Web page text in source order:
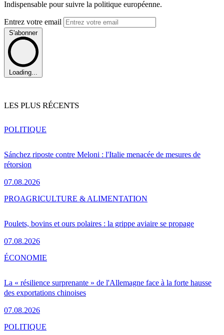
Indispensable pour suivre la politique européenne.
Entrez votre email
S'abonner
Loading...
LES PLUS RÉCENTS
Sánchez riposte contre Meloni : l'Italie menacée de mesures de
rétorsion
07.08.2026
POLITIQUE
Poulets, bovins et ours polaires : la grippe aviaire se propage
07.08.2026
PROAGRICULTURE & ALIMENTATION
La « résilience surprenante » de l'Allemagne face à la forte hausse
des exportations chinoises
07.08.2026
ÉCONOMIE
POLITIQUE